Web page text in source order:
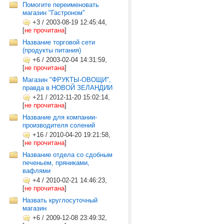
Помогите переименовать
магазин "Гастроном"
+3 / 2003-08-19 12:45:44,
[не прочитана]
Название торговой сети
(продукты питания)
+6 / 2003-02-04 14:31:59,
[не прочитана]
Магазин "ФРУКТЫ-ОВОЩИ",
правда в НОВОЙ ЗЕЛАНДИИ
+21 / 2012-11-20 15:02:14,
[не прочитана]
Название для компании-
производителя солений
+16 / 2010-04-20 19:21:58,
[не прочитана]
Название отдела со сдобным
печеньем, пряниками,
вафлями
+4 / 2010-02-21 14:46:23,
[не прочитана]
Назвать круглосуточный
магазин
+6 / 2009-12-08 23:49:32,